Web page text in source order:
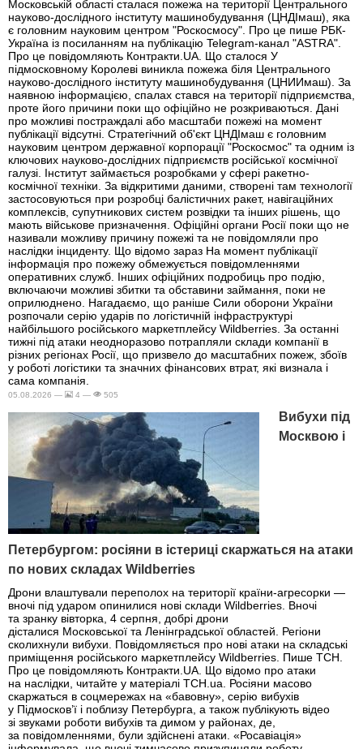
Московській області сталася пожежа на території Центрального
науково-дослідного інституту машинобудування (ЦНДІмаш), яка
є головним науковим центром "Роскосмосу". Про це пише РБК-
Україна із посиланням на публікацію Telegram-канал "ASTRA".
Про це повідомляють Контракти.UA. Що сталося У
підмосковному Королеві виникла пожежа біля Центрального
науково-дослідного інституту машинобудування (ЦНИИмаш). За
наявною інформацією, спалах стався на території підприємства,
проте його причини поки що офіційно не розкриваються. Дані
про можливі постраждалі або масштаби пожежі на момент
публікації відсутні. Стратегічний об'єкт ЦНДІмаш є головним
науковим центром державної корпорації "Роскосмос" та одним із
ключових науково-дослідних підприємств російської космічної
галузі. Інститут займається розробками у сфері ракетно-
космічної техніки. За відкритими даними, створені там технології
застосовуються при розробці балістичних ракет, навігаційних
комплексів, супутникових систем розвідки та інших рішень, що
мають військове призначення. Офіційні органи Росії поки що не
називали можливу причину пожежі та не повідомляли про
наслідки інциденту. Що відомо зараз На момент публікації
інформація про пожежу обмежується повідомленнями
оперативних служб. Інших офіційних подробиць про подію,
включаючи можливі збитки та обставини займання, поки не
оприлюднено. Нагадаємо, що раніше Сили оборони України
розпочали серію ударів по логістичній інфраструктурі
найбільшого російського маркетплейсу Wildberries. За останні
тижні під атаки неодноразово потрапляли склади компанії в
різних регіонах Росії, що призвело до масштабних пожеж, збоїв
у роботі логістики та значних фінансових втрат, які визнала і
сама компанія.
05.08.2026 — 4 — 505
Вибухи під
Москвою і
Петербургом: росіяни в істериці скаржаться на атаки
по нових складах Wildberries
Дрони влаштували переполох на території країни-агресорки —
вночі під ударом опинилися нові склади Wildberries. Вночі
та зранку вівторка, 4 серпня, добрі дрони
дісталися Московської та Ленінградської областей. Регіони
сколихнули вибухи. Повідомляється про нові атаки на складські
приміщення російського маркетплейсу Wildberries. Пише ТСН.
Про це повідомляють Контракти.UA. Що відомо про атаки
на наслідки, читайте у матеріалі ТСН.ua. Росіяни масово
скаржаться в соцмережах на «бавовну», серію вибухів
у Підмосков’ї і поблизу Петербурга, а також публікують відео
зі звуками роботи вибухів та димом у районах, де,
за повідомленнями, були здійснені атаки. «Росавіація»